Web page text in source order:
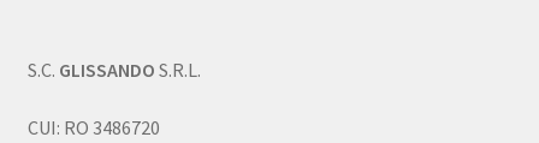
S.C. GLISSANDO S.R.L.
CUI: RO 3486720